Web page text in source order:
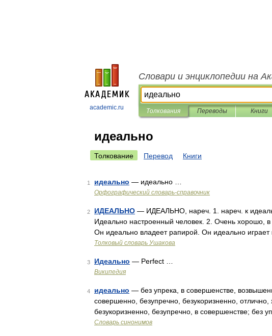
academic.ru
Словари и энциклопедии на
Толкования Переводы Книги
идеально
Толкование Перевод Книги
1 идеально — идеально …
Орфографический словарь-справочник
2 ИДЕАЛЬНО — ИДЕАЛЬНО, нареч. 1. нареч. к
Идеально настроенный человек. 2. Очень хорошо, в
Он идеально владеет рапирой. Он идеально
Толковый словарь Ушакова
3 Идеально — Perfect …
Википедия
4 идеально — без упрека, в совершенстве,
совершенно, безупречно, безукоризненно,
безукоризненно, безупречно, в совершенстве; без
Словарь синонимов